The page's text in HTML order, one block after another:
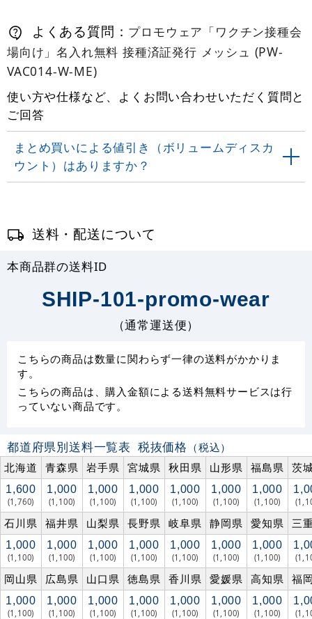
よくある質問： プロモウェア「ワクチン接種会
場向け」名入れ無料 接種済証発行 メッシュ (PW-
VAC014-W-ME)
使い方や仕様など、よくお問い合わせいただく質問と
ご回答
まとめ買いによる値引き（ボリュームディスカ
ウント）はありますか？
送料・配送について
本商品群の送料ID
SHIP-101-promo-wear
（通常運送便）
こちらの商品は数量に関わらず一律の送料がかかりま
す。
こちらの商品は、購入金額による送料無料サービスは行
っていない商品です。
都道府県別送料一覧表 税抜価格 （税込）
北海道
青森県 岩手県 宮城県 秋田県 山形県 福島県 茨
1,600
(1,760)
1,000
(1,100)
1,000
(1,100)
1,000
(1,100)
1,000
(1,100)
1,000
(1,100)
1,000
(1,100)
石川県 福井県 山梨県 長野県 岐阜県 静岡県 愛知県 三
1,000
(1,100)
1,000
(1,100)
1,000
(1,100)
1,000
(1,100)
1,000
(1,100)
1,000
(1,100)
1,000
(1,100)
岡山県 広島県 山口県 徳島県 香川県 愛媛県 高知県 福
1,000
(1,100)
1,000
(1,100)
1,000
(1,100)
1,000
(1,100)
1,000
(1,100)
1,000
(1,100)
1,000
(1,100)